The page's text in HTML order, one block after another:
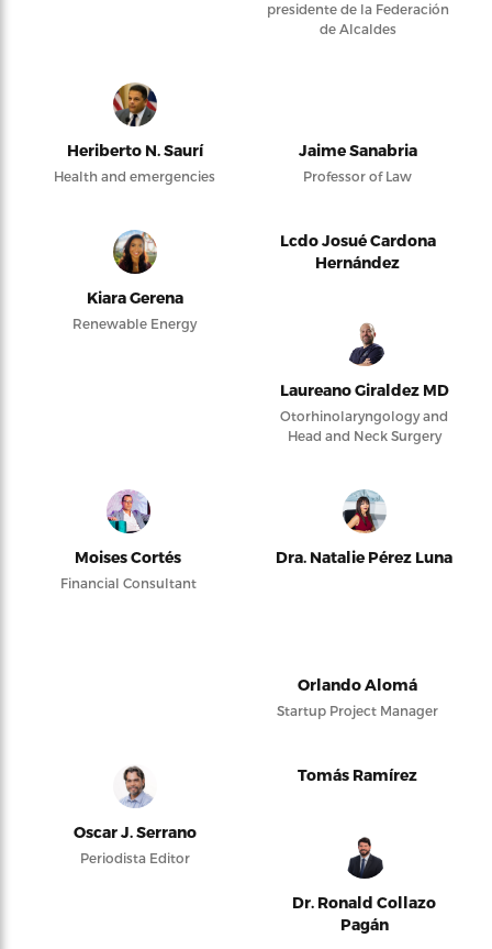
presidente de la Federación
de Alcaldes
Heriberto N. Saurí
Health and emergencies
Jaime Sanabria
Professor of Law
Kiara Gerena
Renewable Energy
Lcdo Josué Cardona
Hernández
Laureano Giraldez MD
Otorhinolaryngology and
Head and Neck Surgery
Moises Cortés
Financial Consultant
Dra. Natalie Pérez Luna
Orlando Alomá
Startup Project Manager
Oscar J. Serrano
Periodista Editor
Tomás Ramírez
Dr. Ronald Collazo
Pagán